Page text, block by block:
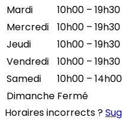
Mardi
10h00 – 19h30
Mercredi
10h00 – 19h30
Jeudi
10h00 – 19h30
Vendredi
10h00 – 19h30
Samedi
10h00 – 14h00
Dimanche Fermé
Horaires incorrects ?